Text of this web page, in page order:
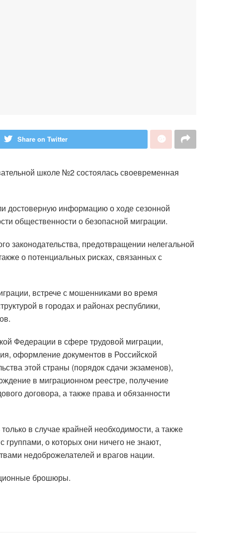
Share on Twitter
школе №2 состоялась своевременная
достоверную информацию о ходе сезонной
общественности о безопасной миграции.
законодательства, предотвращении нелегальной
о потенциальных рисках, связанных с
встрече с мошенниками во время
в городах и районах республики,
Федерации в сфере трудовой миграции,
оформление документов в Российской
этой страны (порядок сдачи экзаменов),
в миграционном реестре, получение
договора, а также права и обязанности
в случае крайней необходимости, а также
группами, о которых они ничего не знают,
недоброжелателей и врагов нации.
брошюры.